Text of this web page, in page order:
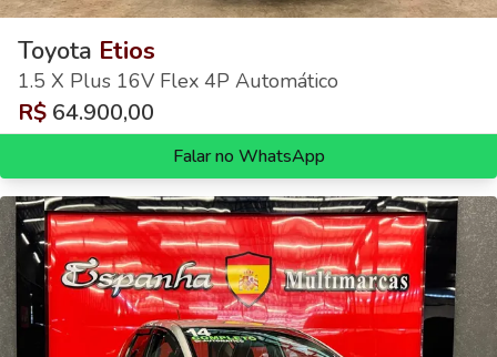
Toyota Etios
1.5 X Plus 16V Flex 4P Automático
R$ 64.900,00
Falar no WhatsApp